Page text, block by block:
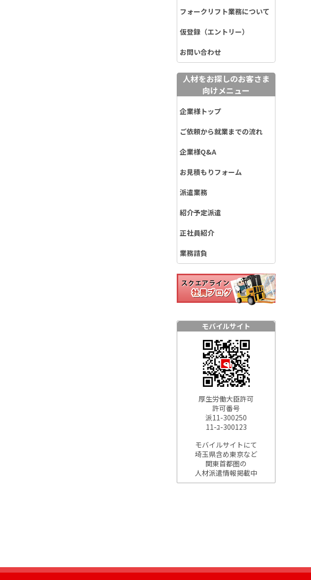
フォークリフト業務について
仮登録（エントリー）
お問い合わせ
人材をお探しのお客さま
向けメニュー
企業様トップ
ご依頼から就業までの流れ
企業様Q&A
お見積もりフォーム
派遣業務
紹介予定派遣
正社員紹介
業務請負
モバイルサイト
厚生労働大臣許可
許可番号
派11-300250
11-ﾕ-300123
モバイルサイトにて
埼玉県含め東京など
関東首都圏の
人材派遣情報掲載中